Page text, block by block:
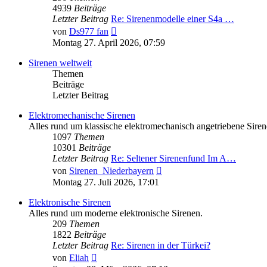
4939 Beiträge
Letzter Beitrag Re: Sirenenmodelle einer S4a …
von Ds977 fan
Beitrag
Montag 27. April 2026, 07:59
Sirenen weltweit
Themen
Beiträge
Letzter Beitrag
Elektromechanische Sirenen
Alles rund um klassische elektromechanisch angetriebene
1097 Themen
10301 Beiträge
Letzter Beitrag Re: Seltener Sirenenfund Im A…
von Sirenen_Niederbayern
Montag 27. Juli 2026, 17:01
Elektronische Sirenen
Alles rund um moderne elektronische Sirenen.
209 Themen
1822 Beiträge
Letzter Beitrag Re: Sirenen in der Türkei?
von Eliah